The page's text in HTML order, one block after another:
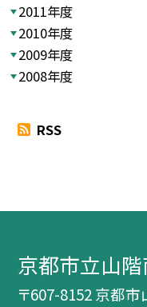
2011年度
2010年度
2009年度
2008年度
RSS
京都市立山
〒607-8152 京都